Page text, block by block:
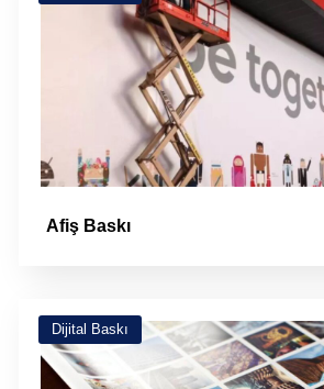
Afiş Baskı
Dijital Baskı